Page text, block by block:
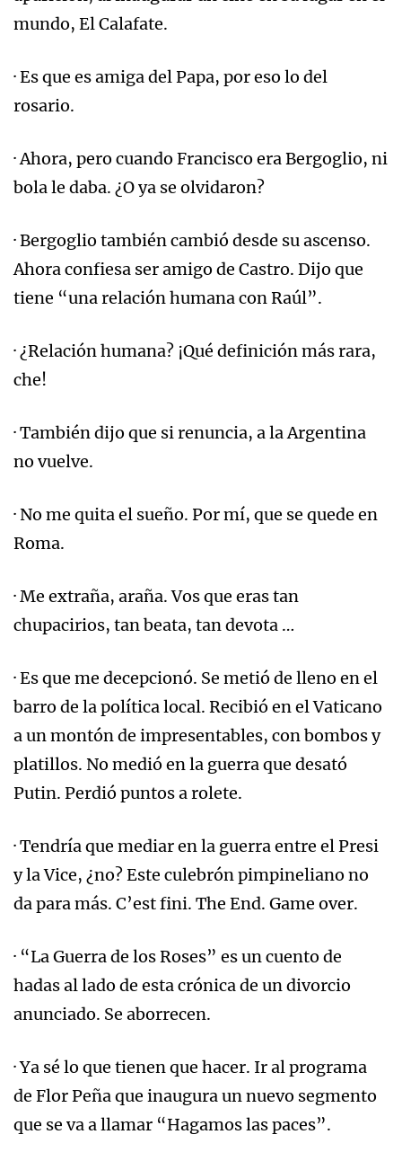
mundo, El Calafate.
· Es que es amiga del Papa, por eso lo del
rosario.
· Ahora, pero cuando Francisco era Bergoglio, ni
bola le daba. ¿O ya se olvidaron?
· Bergoglio también cambió desde su ascenso.
Ahora confiesa ser amigo de Castro. Dijo que
tiene “una relación humana con Raúl”.
· ¿Relación humana? ¡Qué definición más rara,
che!
· También dijo que si renuncia, a la Argentina
no vuelve.
· No me quita el sueño. Por mí, que se quede en
Roma.
· Me extraña, araña. Vos que eras tan
chupacirios, tan beata, tan devota …
· Es que me decepcionó. Se metió de lleno en el
barro de la política local. Recibió en el Vaticano
a un montón de impresentables, con bombos y
platillos. No medió en la guerra que desató
Putin. Perdió puntos a rolete.
· Tendría que mediar en la guerra entre el Presi
y la Vice, ¿no? Este culebrón pimpineliano no
da para más. C’est fini. The End. Game over.
· “La Guerra de los Roses” es un cuento de
hadas al lado de esta crónica de un divorcio
anunciado. Se aborrecen.
· Ya sé lo que tienen que hacer. Ir al programa
de Flor Peña que inaugura un nuevo segmento
que se va a llamar “Hagamos las paces”.